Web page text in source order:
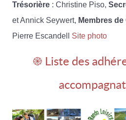
Trésorière : Christine Piso,
et Annick Seywert, Membres de
Pierre Escandell Site photo
֎ Liste des